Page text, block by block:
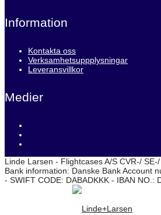
Information
Kontakta oss
Verksamhetsuppplysningar
Leveransvillkor
Medier
Linde Larsen - Flightcases A/S CVR-/
Bank information: Danske Bank Account
- SWIFT CODE: DABADKKK - IBAN NO.: